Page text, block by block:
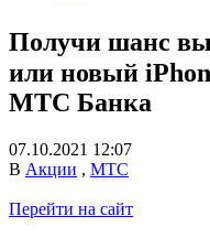
Получи шанс
или новый
МТС Банка
07.10.2021 12:07
В Акции , МТС
Перейти на сайт